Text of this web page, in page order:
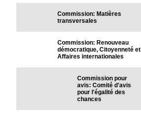
Commission: Matières
transversales
Commission: Renouveau
démocratique, Citoyenneté et
Affaires internationales
Commission pour
avis: Comité d'avis
pour l'égalité des
chances